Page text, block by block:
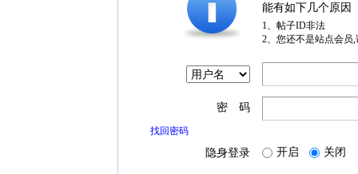
能有如下几个原因
1、帖子ID非法
2、您还不是站点会员
密 码
找回密码
隐身登录 开启 关闭